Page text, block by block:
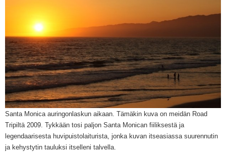
Santa Monica auringonlaskun aikaan. Tämäkin kuva on meidän Road
Tripil tä 2009. Tykkään tosi paljon Santa Monican fiiliksestä ja
legendaarisesta huvipuistolaiturista, jonka kuvan itseasiassa suurennutin
ja kehystytin tauluksi itselleni talvella.